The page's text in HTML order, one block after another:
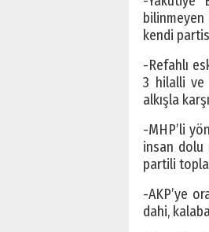
kendi
-Refahlı
3 hilalli ve
alkışla
-MHP’li
insan dolu
partili
-AKP’ye
dahi,